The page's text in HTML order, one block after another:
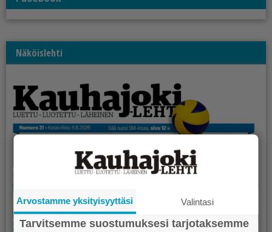
Näköislehti
Arvostamme yksityisyyttäsi Valintasi
Tarvitsemme suostumuksesi tarjotaksemme